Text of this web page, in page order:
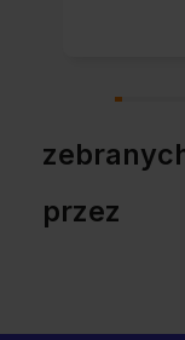
przez